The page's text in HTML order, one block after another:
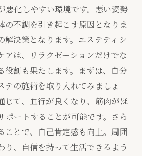
悪化しやすい環境です。悪い姿勢
の不調を引き起こす原因となりま
解決策となります。エステティシ
アは、リラクゼーションだけでな
役割も果たします。まずは、自分
テの施術を取り入れてみましょ
じて、血行が良くなり、筋肉がほ
ポートすることが可能です。さら
ことで、自己肯定感も向上。周囲
り、自信を持って生活できるよう